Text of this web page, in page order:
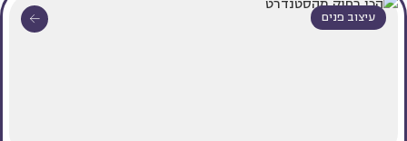
עיצוב פנים